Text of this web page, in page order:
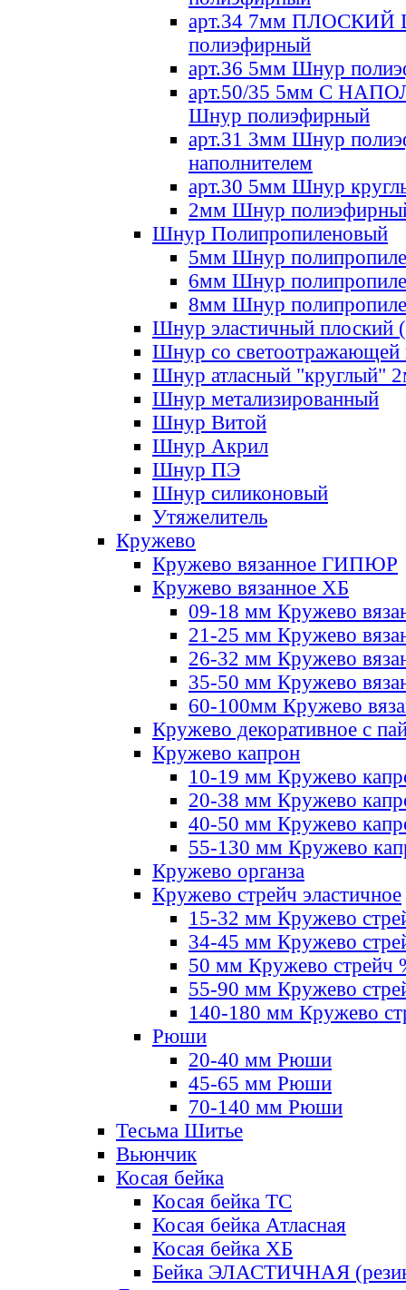
арт.34 7мм ПЛОСКИЙ
полиэфирный
арт.36 5мм Шнур
арт.50/35 5мм С
Шнур полиэфирный
арт.31 3мм Шнур
наполнителем
арт.30 5мм Шнур
2мм Шнур
Шнур Полипропиленовый
5мм Шнур
6мм Шнур
8мм Шнур
Шнур эластичный плоский
Шнур со светоотражающей
Шнур атласный "круглый"
Шнур метализированный
Шнур Витой
Шнур Акрил
Шнур ПЭ
Шнур силиконовый
Утяжелитель
Кружево
Кружево вязанное ГИПЮР
Кружево вязанное ХБ
09-18 мм Кружево
21-25 мм Кружево
26-32 мм Кружево
35-50 мм Кружево
60-100мм Кружево
Кружево декоративное с
Кружево капрон
10-19 мм Кружево
20-38 мм Кружево
40-50 мм Кружево
55-130 мм Кружево
Кружево органза
Кружево стрейч эластичное
15-32 мм Кружево
34-45 мм Кружево
50 мм Кружево стрейч
55-90 мм Кружево
140-180 мм Кружево
Рюши
20-40 мм Рюши
45-65 мм Рюши
70-140 мм Рюши
Тесьма Шитье
Вьюнчик
Косая бейка
Косая бейка ТС
Косая бейка Атласная
Косая бейка ХБ
Бейка ЭЛАСТИЧНАЯ